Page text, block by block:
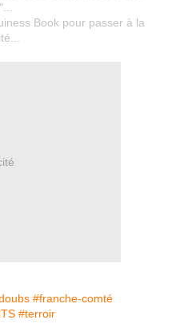
Book pour passer à la
#franche-comté
#terroir